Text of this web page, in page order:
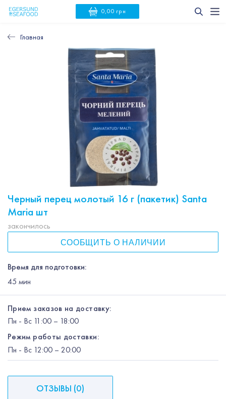
0,00 грн
Главная
Черный перец молотый 16 г (пакетик) Santa
Maria шт
Время для подготовки:
45 мин
закончилось
СООБЩИТЬ О НАЛИЧИИ
Прием заказов на доставку:
Пн - Вс 11:00 – 18:00
Режим работы доставки:
Пн - Вс 12:00 – 20:00
ОТЗЫВЫ (0)